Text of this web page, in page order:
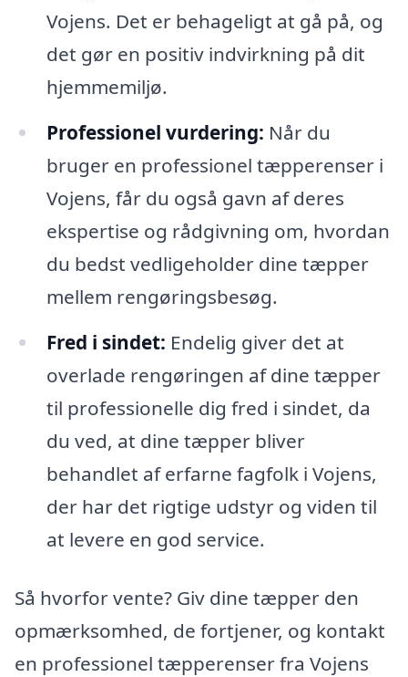
Vojens. Det er behageligt at gå på, og
det gør en positiv indvirkning på dit
hjemmemiljø.
Professionel vurdering: Når du
bruger en professionel tæpperenser i
Vojens, får du også gavn af deres
ekspertise og rådgivning om, hvordan
du bedst vedligeholder dine tæpper
mellem rengøringsbesøg.
Fred i sindet: Endelig giver det at
overlade rengøringen af dine tæpper
til professionelle dig fred i sindet, da
du ved, at dine tæpper bliver
behandlet af erfarne fagfolk i Vojens,
der har det rigtige udstyr og viden til
at levere en god service.
Så hvorfor vente? Giv dine tæpper den
opmærksomhed, de fortjener, og kontakt
en professionel tæpperenser fra Vojens